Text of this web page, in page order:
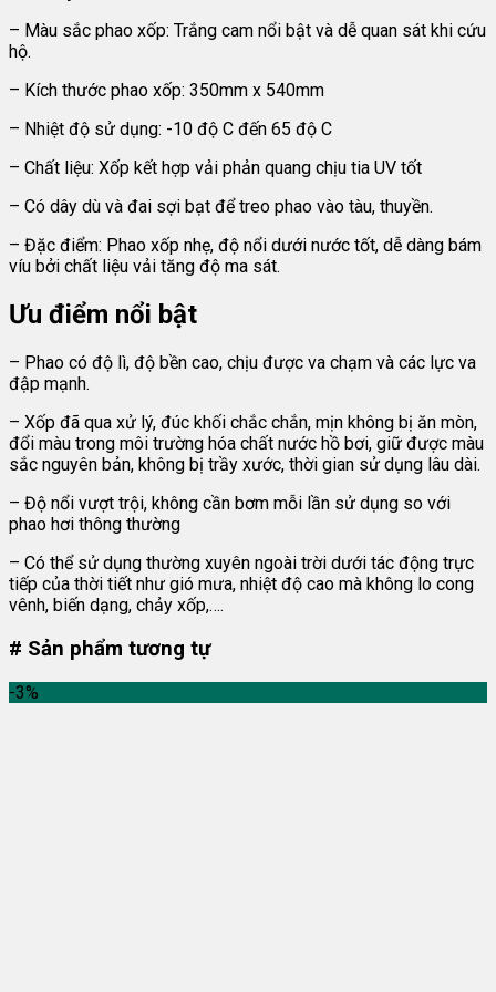
– Màu sắc phao xốp: Trắng cam nổi bật và dễ quan sát khi cứu
hộ.
– Kích thước phao xốp: 350mm x 540mm
– Nhiệt độ sử dụng: -10 độ C đến 65 độ C
– Chất liệu: Xốp kết hợp vải phản quang chịu tia UV tốt
– Có dây dù và đai sợi bạt để treo phao vào tàu, thuyền.
– Đặc điểm: Phao xốp nhẹ, độ nổi dưới nước tốt, dễ dàng bám
víu bởi chất liệu vải tăng độ ma sát.
Ưu điểm nổi bật
– Phao có độ lì, độ bền cao, chịu được va chạm và các lực va
đập mạnh.
– Xốp đã qua xử lý, đúc khối chắc chắn, mịn không bị ăn mòn,
đổi màu trong môi trường hóa chất nước hồ bơi, giữ được màu
sắc nguyên bản, không bị trầy xước, thời gian sử dụng lâu dài.
– Độ nổi vượt trội, không cần bơm mỗi lần sử dụng so với
phao hơi thông thường
– Có thể sử dụng thường xuyên ngoài trời dưới tác động trực
tiếp của thời tiết như gió mưa, nhiệt độ cao mà không lo cong
vênh, biến dạng, chảy xốp,….
# Sản phẩm tương tự
-3%